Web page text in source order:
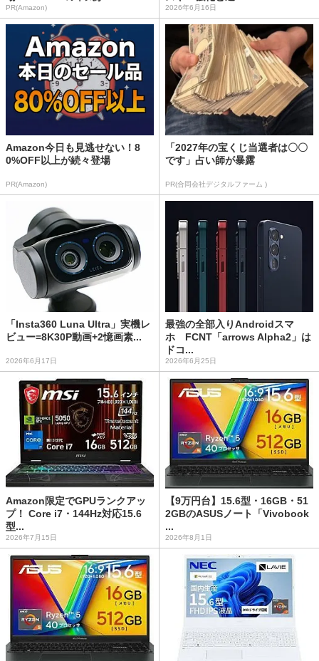
PR(Amazon) 2026年6月16日
Amazon今日も見逃せない！8
0%OFF以上が続々登場
PR(Amazon)
「2027年の宝くじ当選者は〇〇
です」占い師が暴露
PR(合同会社デジタルファーム )
「Insta360 Luna Ultra」実機レ
ビュー=8K30P動画+2憶画素...
2026年6月17日
最強の全部入りAndroidスマ
ホ FCNT「arrows Alpha2」は
ドコ...
2026年6月25日
Amazon限定でGPUランクアッ
プ！ Core i7・144Hz対応15.6
型...
2026年7月15日
【9万円台】15.6型・16GB・51
2GBのASUSノート「Vivobook
...
2026年8月1日